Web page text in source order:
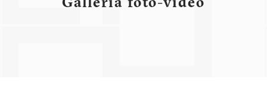
Galleria foto-video